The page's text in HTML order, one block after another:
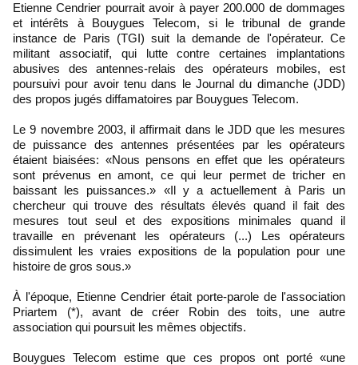
Etienne Cendrier pourrait avoir à payer 200.000 de dommages
et intérêts à Bouygues Telecom, si le tribunal de grande
instance de Paris (TGI) suit la demande de l'opérateur. Ce
militant associatif, qui lutte contre certaines implantations
abusives des antennes-relais des opérateurs mobiles, est
poursuivi pour avoir tenu dans le Journal du dimanche (JDD)
des propos jugés diffamatoires par Bouygues Telecom.
Le 9 novembre 2003, il affirmait dans le JDD que les mesures
de puissance des antennes présentées par les opérateurs
étaient biaisées: «Nous pensons en effet que les opérateurs
sont prévenus en amont, ce qui leur permet de tricher en
baissant les puissances.» «Il y a actuellement à Paris un
chercheur qui trouve des résultats élevés quand il fait des
mesures tout seul et des expositions minimales quand il
travaille en prévenant les opérateurs (...) Les opérateurs
dissimulent les vraies expositions de la population pour une
histoire de gros sous.»
À l'époque, Etienne Cendrier était porte-parole de l'association
Priartem (*), avant de créer Robin des toits, une autre
association qui poursuit les mêmes objectifs.
Bouygues Telecom estime que ces propos ont porté «une